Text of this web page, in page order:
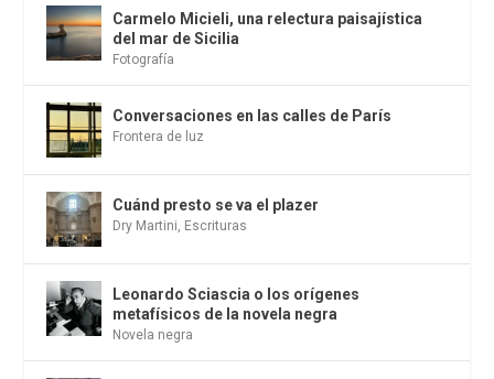
Carmelo Micieli, una relectura paisajística
del mar de Sicilia
Fotografía
Conversaciones en las calles de París
Frontera de luz
Cuánd presto se va el plazer
Dry Martini Escrituras
Leonardo Sciascia o los orígenes
metafísicos de la novela negra
Novela negra